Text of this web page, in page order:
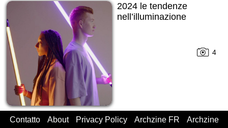
2024 le tendenze
nell’illuminazione
4
Contatto About Privacy Policy Archzine FR Archzine